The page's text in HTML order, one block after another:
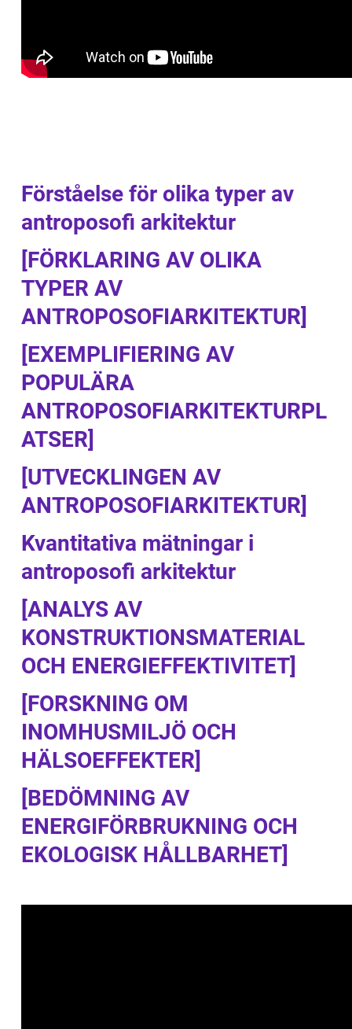
Förståelse för olika typer av
antroposofi arkitektur
[FÖRKLARING AV OLIKA
TYPER AV
ANTROPOSOFIARKITEKTUR]
[EXEMPLIFIERING AV
POPULÄRA
ANTROPOSOFIARKITEKTURPL
ATSER]
[UTVECKLINGEN AV
ANTROPOSOFIARKITEKTUR]
Kvantitativa mätningar i
antroposofi arkitektur
[ANALYS AV
KONSTRUKTIONSMATERIAL
OCH ENERGIEFFEKTIVITET]
[FORSKNING OM
INOMHUSMILJÖ OCH
HÄLSOEFFEKTER]
[BEDÖMNING AV
ENERGIFÖRBRUKNING OCH
EKOLOGISK HÅLLBARHET]